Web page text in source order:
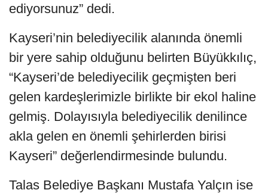
ediyorsunuz” dedi.
Kayseri’nin belediyecilik alanında önemli
bir yere sahip olduğunu belirten Büyükkılıç,
“Kayseri’de belediyecilik geçmişten beri
gelen kardeşlerimizle birlikte bir ekol haline
gelmiş. Dolayısıyla belediyecilik denilince
akla gelen en önemli şehirlerden birisi
Kayseri” değerlendirmesinde bulundu.
Talas Belediye Başkanı Mustafa Yalçın ise